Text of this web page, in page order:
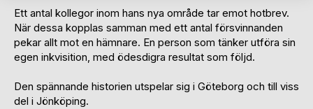
Ett antal kollegor inom hans nya område tar emot hotbrev.
När dessa kopplas samman med ett antal försvinnanden
pekar allt mot en hämnare. En person som tänker utföra sin
egen inkvisition, med ödesdigra resultat som följd.
Den spännande historien utspelar sig i Göteborg och till viss
del i Jönköping.